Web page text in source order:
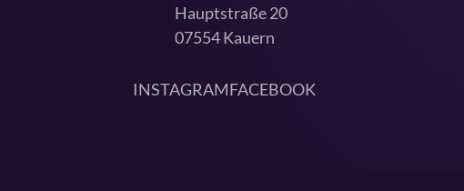
Hauptstraße 20
07554 Kauern
INSTAGRAMFACEBOOK